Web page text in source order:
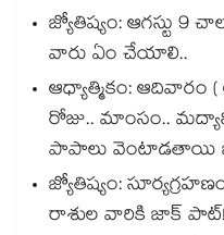
జ్యోతిష్యం: ఆగస్టు 9
వారు ఏం చేయాలి..
ఆధ్యాత్మికం: ఆదివారం
రోజు.. మాంసం..
పాపాలు వెంటాడతాయి
జ్యోతిష్యం:
రాశుల వారికి జాక్ పాట్!